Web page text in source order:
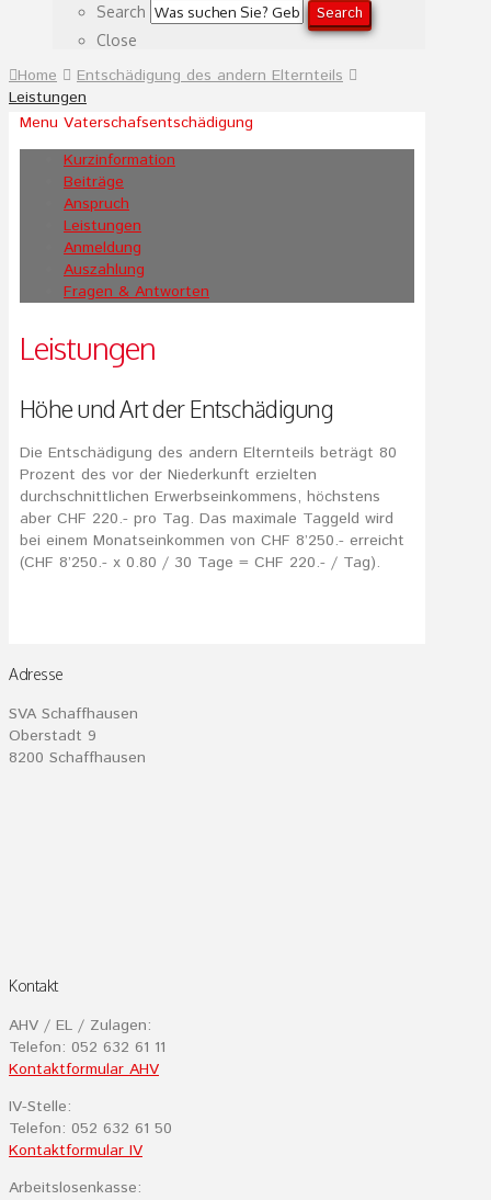
Search Search
Close
Home
Entschädigung des andern Elternteils
Leistungen
Menu Vaterschafsentschädigung
Kurzinformation
Beiträge
Anspruch
Leistungen
Anmeldung
Auszahlung
Fragen & Antworten
Leistungen
Höhe und Art der Entschädigung
Die Entschädigung des andern Elternteils beträgt 80
Prozent des vor der Niederkunft erzielten
durchschnittlichen Erwerbseinkommens, höchstens
aber CHF 220.- pro Tag. Das maximale Taggeld wird
bei einem Monatseinkommen von CHF 8’250.- erreicht
(CHF 8’250.- x 0.80 / 30 Tage = CHF 220.- / Tag).
Adresse
SVA Schaffhausen
Oberstadt 9
8200 Schaffhausen
Kontakt
AHV / EL / Zulagen:
Telefon: 052 632 61 11
Kontaktformular AHV
IV-Stelle:
Telefon: 052 632 61 50
Kontaktformular IV
Arbeitslosenkasse: